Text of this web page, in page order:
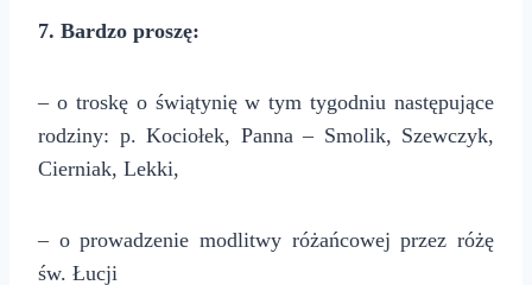
7. Bardzo proszę:
– o troskę o świątynię w tym tygodniu następujące
rodziny: p. Kociołek, Panna – Smolik, Szewczyk,
Cierniak, Lekki,
– o prowadzenie modlitwy różańcowej przez różę
św. Łucji